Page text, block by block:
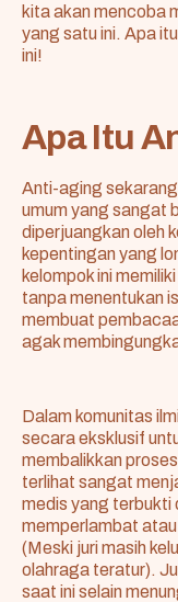
kita akan mencoba
yang satu ini. Apa
ini!
Apa Itu
Anti-aging
umum yang sangat
diperjuangkan oleh
kepentingan yang
kelompok ini
tanpa menentukan
membuat
agak
Dalam komunitas
secara eksklusif
membalikkan
terlihat sangat
medis yang terbukti
memperlambat
(Meski juri masih
olahraga teratur).
saat ini selain